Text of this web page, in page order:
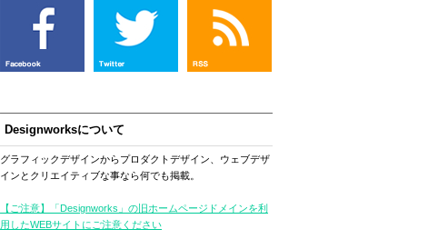
Designworksについて
グラフィックデザインからプロダクトデザイン、ウェブデザ
インとクリエイティブな事なら何でも掲載。
【ご注意】「Designworks」の旧ホームページドメインを利
用したWEBサイトにご注意ください